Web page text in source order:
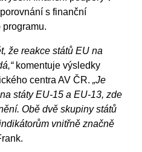
s finanční
programu.
že reakce států EU na
komentuje výsledky
centra AV ČR. „Je
státy EU-15 a EU-13, zde
Obě dvě skupiny států
vnitřně značně